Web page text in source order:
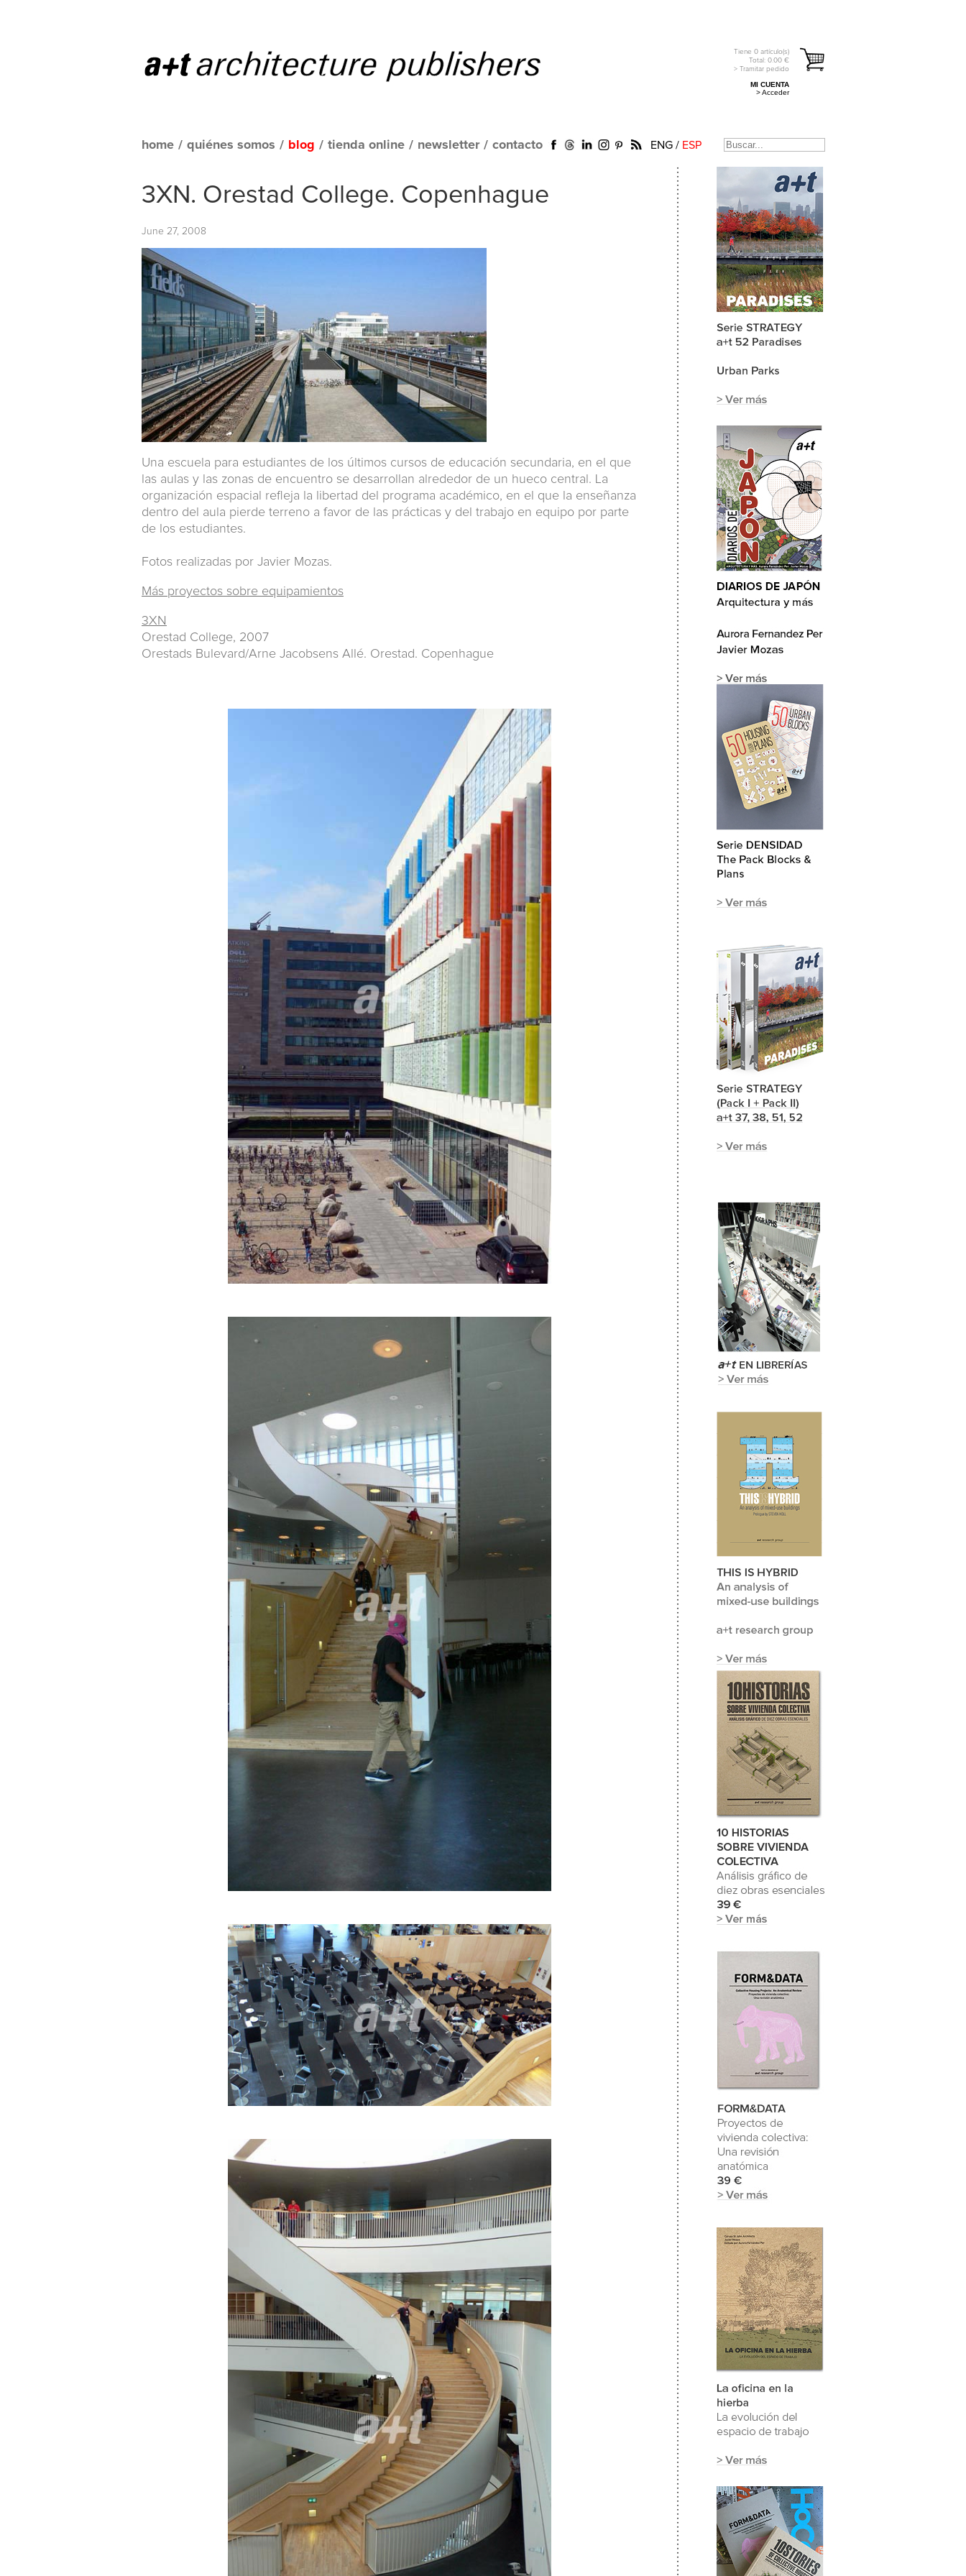
Tiene 0 artículo(s)
Total: 0.00 €
> Tramitar pedido
MI CUENTA
> Acceder
home / quiénes somos / blog / tienda online / newsletter / contacto ENG / ESP
3XN. Orestad College. Copenhague
June 27, 2008
Una escuela para estudiantes de los últimos cursos de educación secundaria, en el que
las aulas y las zonas de encuentro se desarrollan alrededor de un hueco central. La
organización espacial refleja la libertad del programa académico, en el que la enseñanza
dentro del aula pierde terreno a favor de las prácticas y del trabajo en equipo por parte
de los estudiantes.
Fotos realizadas por Javier Mozas.
Más proyectos sobre equipamientos
3XN
Orestad College, 2007
Orestads Bulevard/Arne Jacobsens Allé. Orestad. Copenhague